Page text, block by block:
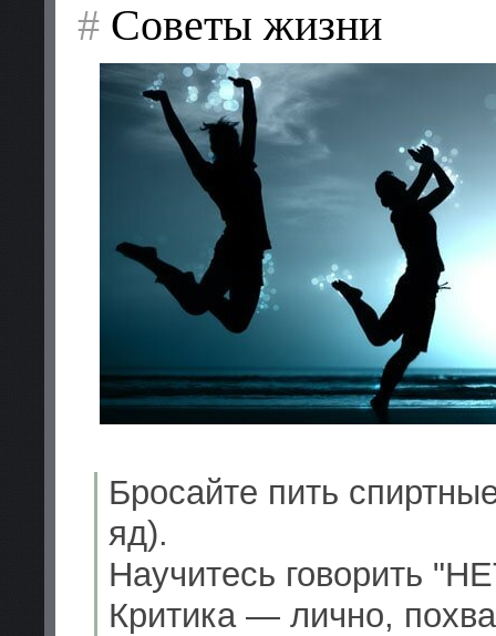
# Cоветы жизни
Бросайте пить
яд).
Научитесь говорить
Критика — лично,